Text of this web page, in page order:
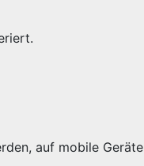
auf mobile Geräte